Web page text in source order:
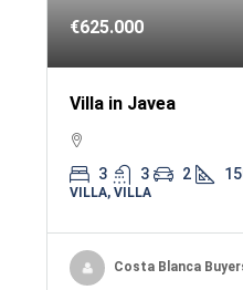
€625.000
Villa in Javea
3 3 2
VILLA, VILLA
Costa Blanca